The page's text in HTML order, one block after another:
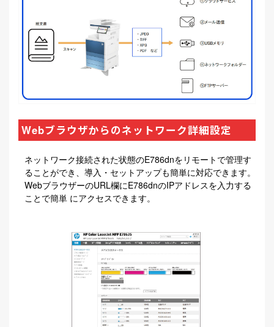
Webブラウザからのネットワーク詳細設定
ネットワーク接続された状態のE786dnをリモートで管理す
ることができ、導入・セットアップも簡単に対応できます。
WebブラウザーのURL欄にE786dnのIPアドレスを入力する
ことで簡単 にアクセスできます。